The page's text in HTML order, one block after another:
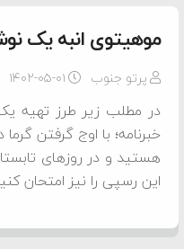
موهیتوی انبه یک
پرتو جنوب ۱۴۰۲-۰۵-۰۱
در مطلب زیر طرز تهیه
خبرنامه؛ با اوج گرفتن
هستید و در روز‌های
این رسپی را نیز امتحان